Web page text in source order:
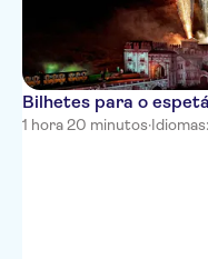
Bilhetes para o
1 hora 20 minutos·